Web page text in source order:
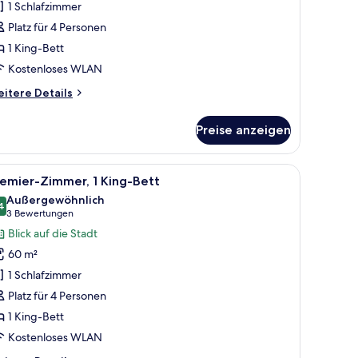
1 Schlafzimmer
Platz für 4 Personen
1 King-Bett
Kostenloses WLAN
Details
Preise anzeigen
Berge.
einem Schreibtisch mit Glasplatte, einem Sessel, einem kleinen Tisch mit
Ein Hotelzimmer mit einem großen Bett,
4 Zimmer, 1 King-Bett
von 10
Außergewöhnlich
3 Bewertungen
(3
Bewertungen)
Blick auf die Stadt
60 m²
1 Schlafzimmer
Platz für 4 Personen
1 King-Bett
Kostenloses WLAN